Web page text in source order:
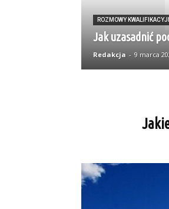
ROZMOWY
Jak uzasadnić
Redakcja - 9 marca